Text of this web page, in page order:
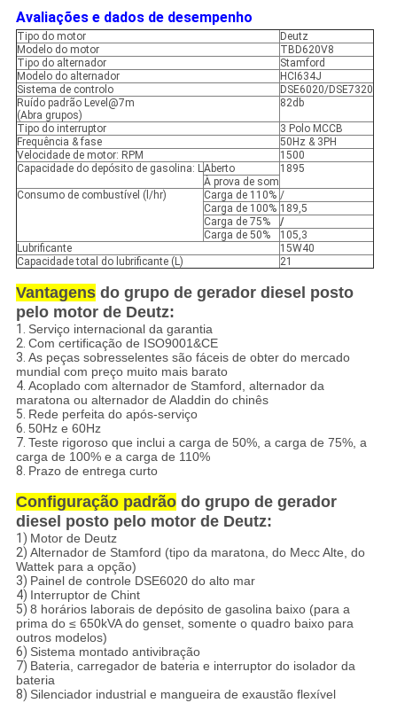
Avaliações e dados de desempenho
Tipo do motor
Deutz
Modelo do motor
TBD620V8
Tipo do alternador
Stamford
Modelo do alternador
HCI634J
Sistema de controlo
DSE6020/DSE7320
Ruído padrão Level@7m
(Abra grupos)
82db
Tipo do interruptor
3 Polo MCCB
Frequência & fase
50Hz & 3PH
Velocidade de motor: RPM
1500
Capacidade do depósito de gasolina: LAberto
1895
À prova de som
Consumo de combustível (l/hr)
Carga de 110% /
Carga de 100% 189,5
Carga de 75%
/
Carga de 50%
105,3
Lubrificante
15W40
Capacidade total do lubrificante (L)
21
Vantagensdo grupo de gerador diesel posto
pelo motor de Deutz:
1. Serviço internacional da garantia
2. Com certificação de ISO9001&CE
3. As peças sobresselentes são fáceis de obter do mercado
mundial com preço muito mais barato
4. Acoplado com alternador de Stamford, alternador da
maratona ou alternador de Aladdin do chinês
5. Rede perfeita do após-serviço
6. 50Hz e 60Hz
7. Teste rigoroso que inclui a carga de 50%, a carga de 75%, a
carga de 100% e a carga de 110%
8. Prazo de entrega curto
Configuração padrãodo grupo de gerador
diesel posto pelo motor de Deutz:
1) Motor de Deutz
2) Alternador de Stamford (tipo da maratona, do Mecc Alte, do
Wattek para a opção)
3) Painel de controle DSE6020 do alto mar
4) Interruptor de Chint
5) 8 horários laborais de depósito de gasolina baixo (para a
prima do ≤ 650kVA do genset, somente o quadro baixo para
outros modelos)
6) Sistema montado antivibração
7) Bateria, carregador de bateria e interruptor do isolador da
bateria
8) Silenciador industrial e mangueira de exaustão flexível